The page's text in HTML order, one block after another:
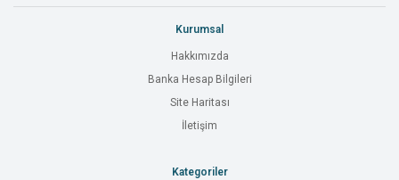
Kurumsal
Hakkımızda
Banka Hesap Bilgileri
Site Haritası
İletişim
Kategoriler